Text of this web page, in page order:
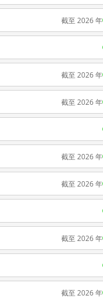
截至 2026 年
截至 2026 年
截至 2026 年
截至 2026 年
截至 2026 年
截至 2026 年
截至 2026 年